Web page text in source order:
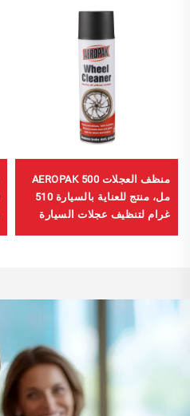
منظف العجلات AEROPAK 500
مل، منتج للعناية بالسيارة 510
غرام لتنظيف عجلات السيارة